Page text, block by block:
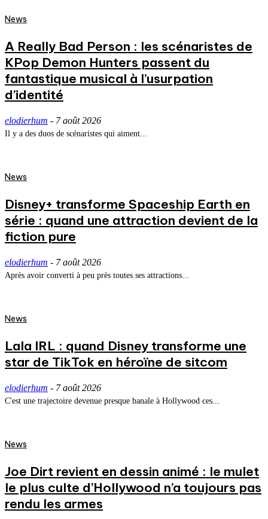
News
A Really Bad Person : les scénaristes de
KPop Demon Hunters passent du
fantastique musical à l’usurpation
d’identité
elodierhum - 7 août 2026
Il y a des duos de scénaristes qui aiment...
News
Disney+ transforme Spaceship Earth en
série : quand une attraction devient de la
fiction pure
elodierhum - 7 août 2026
Après avoir converti à peu près toutes ses attractions...
News
Lala IRL : quand Disney transforme une
star de TikTok en héroïne de sitcom
elodierhum - 7 août 2026
C'est une trajectoire devenue presque banale à Hollywood ces...
News
Joe Dirt revient en dessin animé : le mulet
le plus culte d’Hollywood n’a toujours pas
rendu les armes